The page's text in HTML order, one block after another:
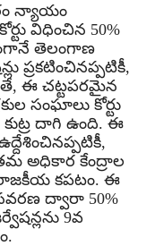
న్యాయం
విధించిన 50%
తెలంగాణ
ప్రకటించినప్పటికీ,
ఈ చట్టపరమైన
సంఘాలు కోర్టు
దాగి ఉంది. ఈ
అధికార కేంద్రాల
కపటం. ఈ
ద్వారా 50%
9వ